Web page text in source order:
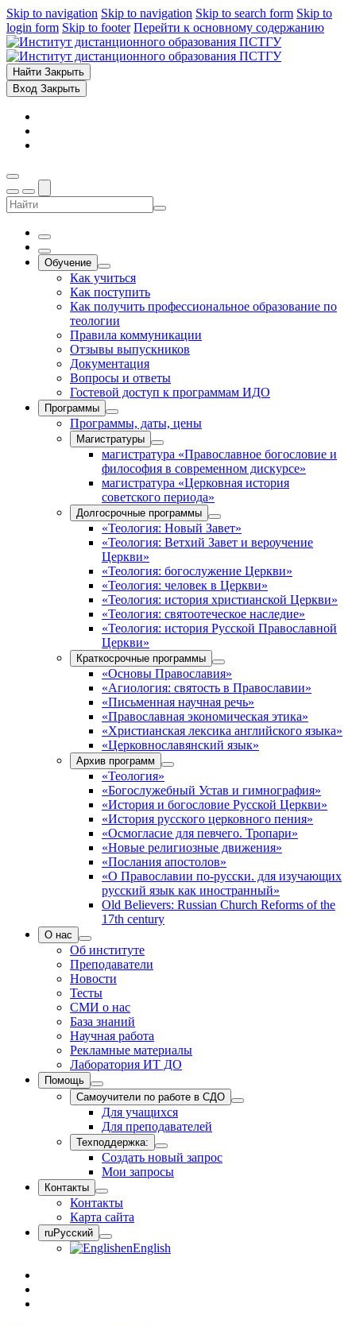
Skip to navigation Skip to navigation Skip to search form Skip to
login form Skip to footer Перейти к основному содержанию
Найти Закрыть
Вход Закрыть
Обучение
Как учиться
Как поступить
Как получить профессиональное образование по
теологии
Правила коммуникации
Отзывы выпускников
Документация
Вопросы и ответы
Гостевой доступ к программам ИДО
Программы
Программы, даты, цены
Магистратуры
магистратура «Православное богословие и
философия в современном дискурсе»
магистратура «Церковная история
советского периода»
Долгосрочные программы
«Теология: Новый Завет»
«Теология: Ветхий Завет и вероучение
Церкви»
«Теология: богослужение Церкви»
«Теология: человек в Церкви»
«Теология: история христианской Церкви»
«Теология: святоотеческое наследие»
«Теология: история Русской Православной
Церкви»
Краткосрочные программы
«Основы Православия»
«Агиология: святость в Православии»
«Письменная научная речь»
«Православная экономическая этика»
«Христианская лексика английского языка»
«Церковнославянский язык»
Архив программ
«Теология»
«Богослужебный Устав и гимнография»
«История и богословие Русской Церкви»
«История русского церковного пения»
«Осмогласие для певчего. Тропари»
«Новые религиозные движения»
«Послания апостолов»
«О Православии по-русски. для изучающих
русский язык как иностранный»
Old Believers: Russian Church Reforms of the
17th century
О нас
Об институте
Преподаватели
Новости
Тесты
СМИ о нас
База знаний
Научная работа
Рекламные материалы
Лаборатория ИТ ДО
Помощь
Самоучители по работе в СДО
Для учащихся
Для преподавателей
Техподдержка:
Создать новый запрос
Мои запросы
Контакты
Контакты
Карта сайта
ruРусский
enEnglish